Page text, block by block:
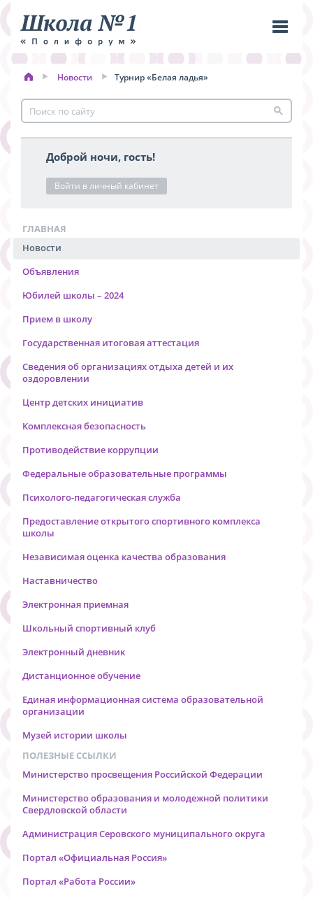
меню
Новости Турнир «Белая ладья»
Доброй ночи, гость!
Войти в личный кабинет
ГЛАВНАЯ
Новости
Объявления
Юбилей школы – 2024
Прием в школу
Государственная итоговая аттестация
Сведения об организациях отдыха детей и их
оздоровлении
Центр детских инициатив
Комплексная безопасность
Противодействие коррупции
Федеральные образовательные программы
Психолого-педагогическая служба
Предоставление открытого спортивного комплекса
школы
Независимая оценка качества образования
Наставничество
Электронная приемная
Школьный спортивный клуб
Электронный дневник
Дистанционное обучение
Единая информационная система образовательной
организации
Музей истории школы
ПОЛЕЗНЫЕ ССЫЛКИ
Министерство просвещения Российской Федерации
Министерство образования и молодежной политики
Свердловской области
Администрация Серовского муниципального округа
Портал «Официальная Россия»
Портал «Работа России»